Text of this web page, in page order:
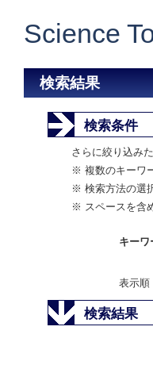
Science
検索結果
検索条件
さらに絞り込み
※ 複数のキーワ
※ 検索方法の選
※ スペースを含
キーワ
表示順
検索結果